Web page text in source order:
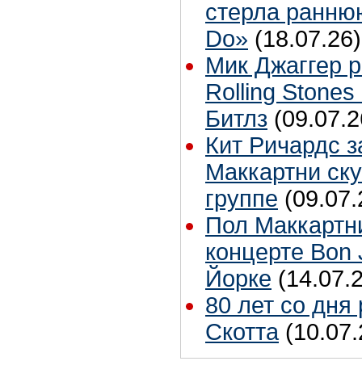
стерла
Do» (18.07.26)
Мик Джаггер
Rolling Stones
Битлз
Кит Ричардс
Маккартни
группе
Пол
концерте
Йорке
80 лет со
Скотта